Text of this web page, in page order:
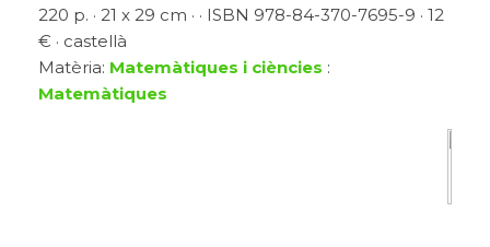
220 p. · 21 x 29 cm · · ISBN 978-84-370-7695-9 · 12
€ · castellà
Matèria: Matemàtiques i ciències :
Matemàtiques